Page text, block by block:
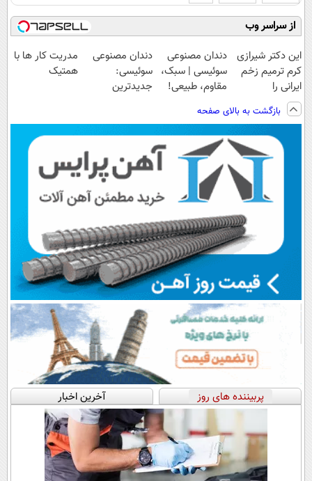
از سراسر وب
این دکتر شیرازی
کرم ترمیم زخم
ایرانی را
ساخت!!!
دندان مصنوعی
سوئیسی | سبک،
مقاوم، طبیعی!
رایگان+پرداخت
اقساطی😍
دندان مصنوعی
سوئیسی:
جدیدترین
پرداخت قسطی
مدریت کار ها با
همتیک
بازگشت به بالای صفحه
پربیننده های روز آخرین اخبار